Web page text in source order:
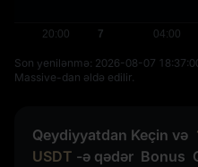
Son yenilənmə: ⁦2026-08-07
Massive-dan əldə edilir.
Qeydiyyatdan Keçin və
USDT -ə qədər Bonus